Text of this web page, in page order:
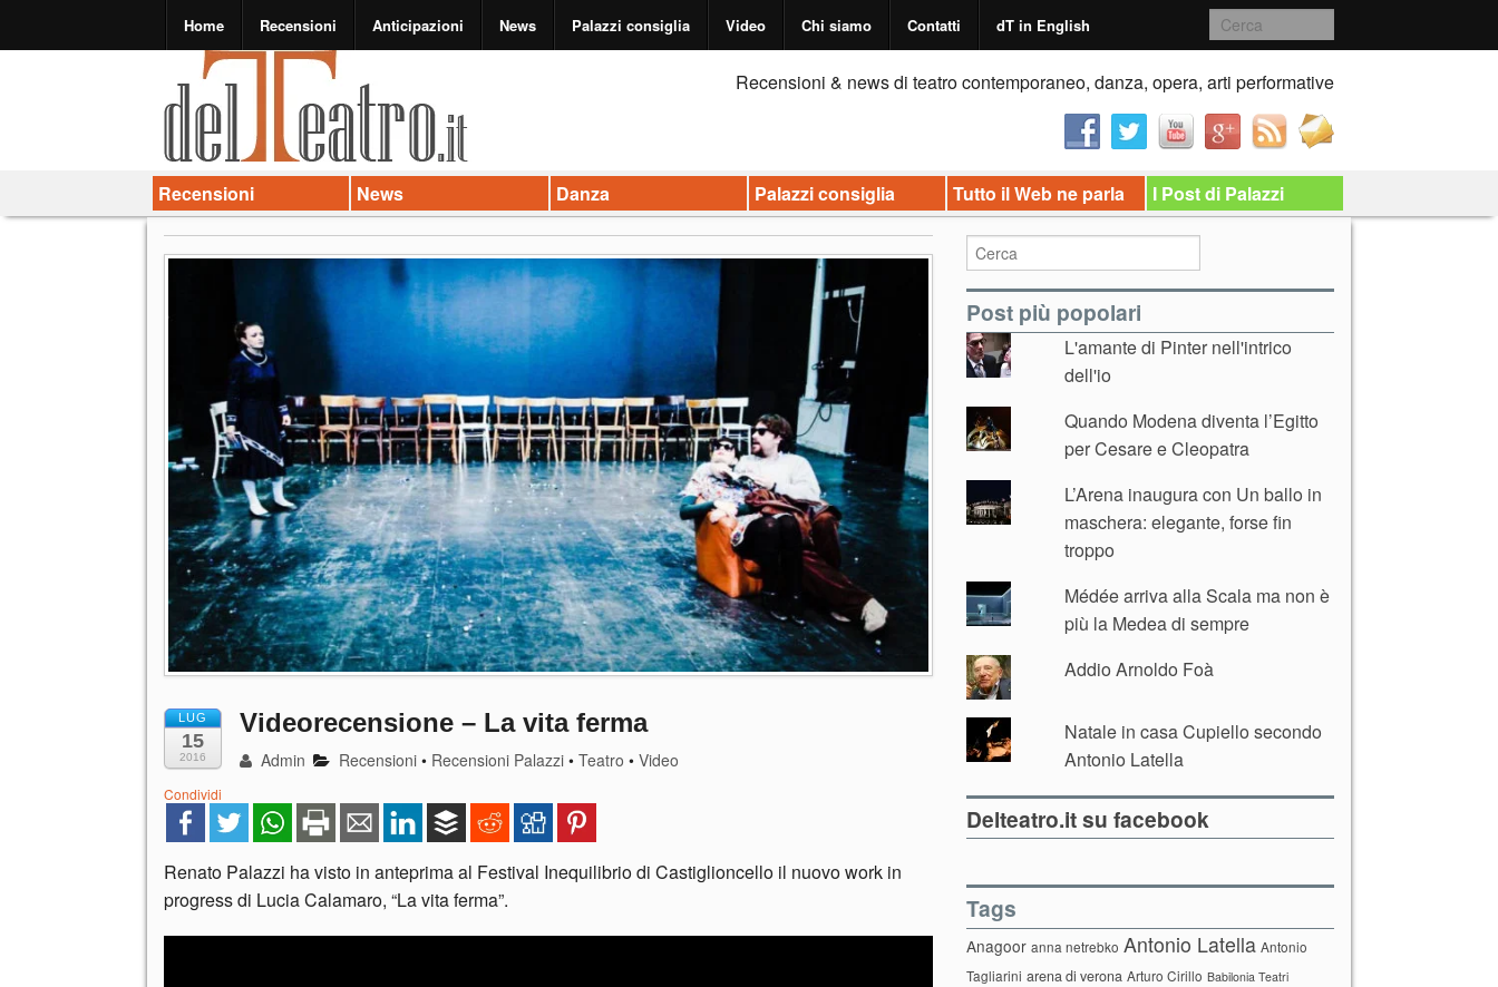
Home Recensioni Anticipazioni News Palazzi consiglia Video Chi siamo Contatti dT in English
Recensioni & news di teatro contemporaneo, danza, opera, arti performative
Recensioni News Danza Palazzi consiglia Tutto il Web ne parla I Post di Palazzi
LUG
15
2016
Videorecensione – La vita ferma
Admin Recensioni • Recensioni Palazzi •Teatro •Video
Condividi
Renato Palazzi ha visto in anteprima al Festival Inequilibrio di Castiglioncello il nuovo work in
progress di Lucia Calamaro, “La vita ferma”.
Post più popolari
L'amante di Pinter nell'intrico
dell'io
Quando Modena diventa l’Egitto
per Cesare e Cleopatra
L’Arena inaugura con Un ballo in
maschera: elegante, forse fin
troppo
Médée arriva alla Scala ma non è
più la Medea di sempre
Addio Arnoldo Foà
Natale in casa Cupiello secondo
Antonio Latella
Delteatro.it su facebook
Tags
Anagoor anna netrebko Antonio Latella Antonio
Tagliarini arena di verona Arturo Cirillo Babilonia Teatri